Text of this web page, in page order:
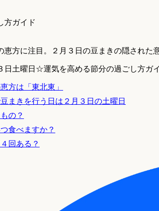
恵方に注目。２月３日の豆まきの隠され
日土曜日☆運気を高める節分の過ごし方ガ
方は「東北東」
まきを行う日は２月３日の土曜日
の？
食べますか？
回ある？